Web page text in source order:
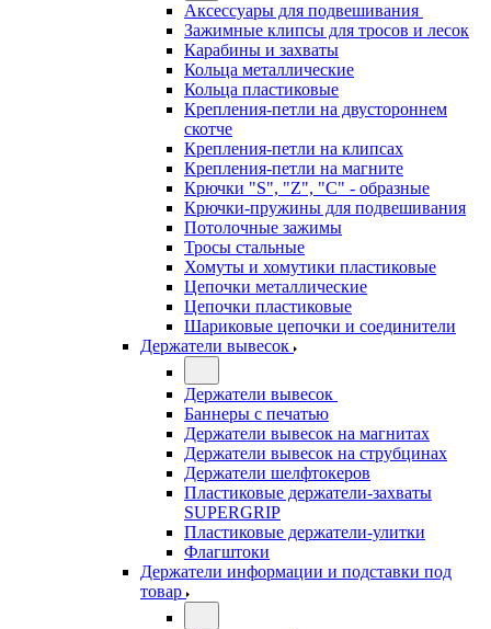
Аксессуары для подвешивания
Зажимные клипсы для тросов и лесок
Карабины и захваты
Кольца металлические
Кольца пластиковые
Крепления-петли на двустороннем
скотче
Крепления-петли на клипсах
Крепления-петли на магните
Крючки "S", "Z", "C" - образные
Крючки-пружины для подвешивания
Потолочные зажимы
Тросы стальные
Хомуты и хомутики пластиковые
Цепочки металлические
Цепочки пластиковые
Шариковые цепочки и соединители
Держатели вывесок
Держатели вывесок
Баннеры с печатью
Держатели вывесок на магнитах
Держатели вывесок на струбцинах
Держатели шелфтокеров
Пластиковые держатели-захваты
SUPERGRIP
Пластиковые держатели-улитки
Флагштоки
Держатели информации и подставки под
товар